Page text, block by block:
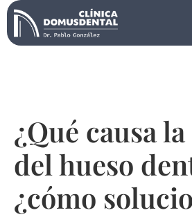
¿Qué causa
del hueso
¿cómo